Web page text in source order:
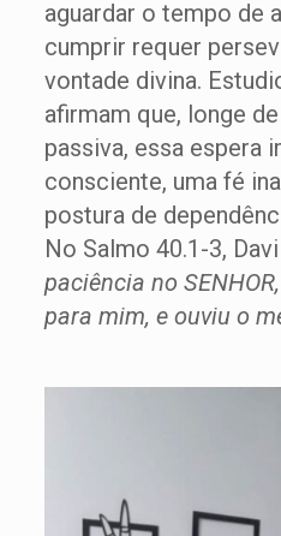
aguardar o tempo de
cumprir requer
vontade divina.
afirmam que, longe
passiva, essa espera
consciente, uma fé
postura de
No Salmo 40.1-3,
paciência no
para mim, e ouviu o